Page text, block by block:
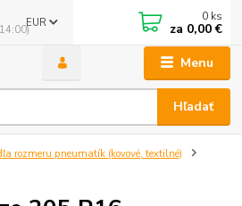
Menu
EUR
Hľadať
0 ks
za 0,00 €
rozmeru pneumatík (kovové, textilné)